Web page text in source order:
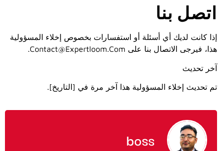
اتصل بنا
إذا كانت لديك أي أسئلة أو استفسارات بخصوص إخلاء المسؤولية
هذا، فيرجى الاتصال بنا على Contact@expertloom.com.
آخر تحديث
تم تحديث إخلاء المسؤولية هذا آخر مرة في [التاريخ].
boss